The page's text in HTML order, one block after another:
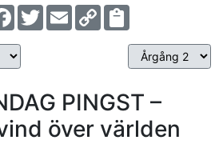
Facebook
TwitterEmailCopy
Link
PINGST –
över världen